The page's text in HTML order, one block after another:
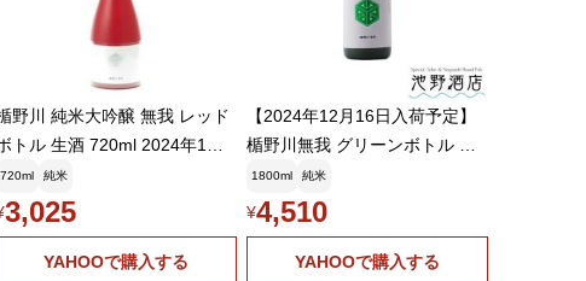
野川 純米大吟醸 無我 レッド
トル 生酒 720ml 2024年1月
詰め 日本酒 ギフト 贈答品 プレ
ント あすつく 山形県 父の日
お中元
720ml 純米
3,025
YAHOOで購入する
【2024年12月16日入荷予定】
楯野川無我 グリーンボトル 純
米大吟醸 1800ml
1800ml 純米
¥4,510
YAHOOで購入する